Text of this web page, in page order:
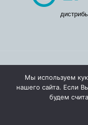
и
Мы используем
нашего сайта. Если
будем